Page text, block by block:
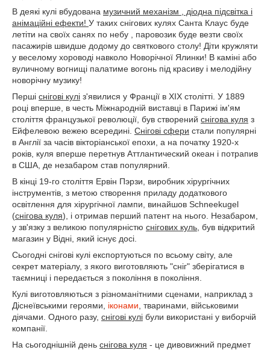
В деякі кулі вбудована музичний механізм , діодна підсвітка і
анімаційні ефекти! У таких снігових кулях Санта Клаус буде
летіти на своїх санях по небу , паровозик буде везти своїх
пасажирів швидше додому до святкового столу! Діти кружляти
у веселому хороводі навколо Новорічної Ялинки! В каміні або
вуличному вогнищі палатиме вогонь під красиву і мелодійну
новорічну музику!
Перші снігові кулі з'явилися у Франції в XIX столітті. У 1889
році вперше, в честь Міжнародній виставці в Парижі ім'ям
століття французької революції, був створений снігова куля з
Ейфелевою вежею всередині. Снігові сфери стали популярні
в Англії за часів вікторіанської епохи, а на початку 1920-х
років, куля вперше перетнув Аттлантический океан і потрапив
в США, де незабаром став популярний.
В кінці 19-го століття Ервін Пэрзи, виробник хірургічних
інструментів, з метою створення приладу додаткового
освітлення для хірургічної лампи, винайшов Schneekugel
(снігова куля), і отримав перший патент на нього. Незабаром,
у зв'язку з великою популярністю снігових куль , був відкритий
магазин у Відні, який існує досі.
Сьогодні снігові кулі експортуються по всьому світу, але
секрет матеріалу, з якого виготовляють "сніг" зберігатися в
таємниці і передається з покоління в покоління.
Кулі виготовляються з різноманітними сценами, наприклад з
Діснеївськими героями, іконами , тваринами, військовими
діячами. Одного разу, снігові кулі були використані у виборчій
компанії.
На сьогоднішній день снігова куля - це дивовижний предмет